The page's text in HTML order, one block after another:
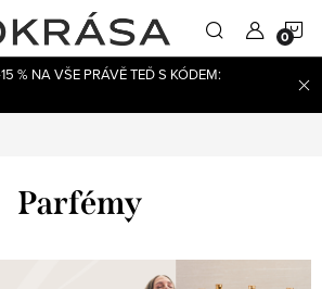
% NA VŠE PRÁVĚ TEĎ S KÓDEM:
Parfémy